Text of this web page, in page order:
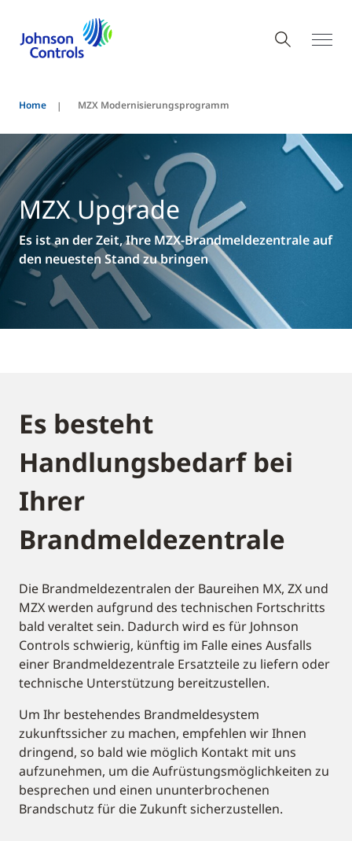
Home MZX Modernisierungsprogramm
MZX Upgrade
Es ist an der Zeit, Ihre MZX-Brandmeldezentrale auf
den neuesten Stand zu bringen
Es besteht
Handlungsbedarf bei
Ihrer
Brandmeldezentrale
Die Brandmeldezentralen der Baureihen MX, ZX und
MZX werden aufgrund des technischen Fortschritts
bald veraltet sein. Dadurch wird es für Johnson
Controls schwierig, künftig im Falle eines Ausfalls
einer Brandmeldezentrale Ersatzteile zu liefern oder
technische Unterstützung bereitzustellen.
Um Ihr bestehendes Brandmeldesystem
zukunftssicher zu machen, empfehlen wir Ihnen
dringend, so bald wie möglich Kontakt mit uns
aufzunehmen, um die Aufrüstungsmöglichkeiten zu
besprechen und einen ununterbrochenen
Brandschutz für die Zukunft sicherzustellen.